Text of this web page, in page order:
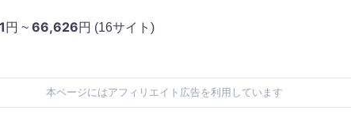
円 ~ 66,626円 (16サイト)
本ページにはアフィリエイト広告を利用しています